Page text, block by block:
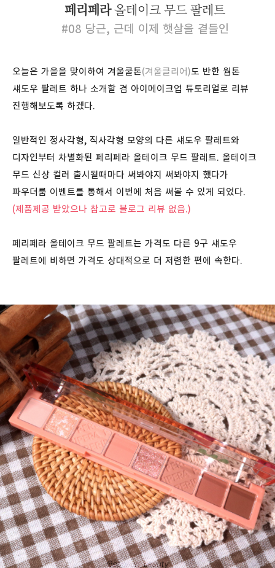
페리페라올테이크 무드 팔레트
#08 당근, 근데 이제 햇살을 곁들인
오늘은 가을을 맞이하여 겨울쿨톤(겨울클리어)도 반한 웜톤
섀도우 팔레트 하나 소개할 겸 아이메이크업 튜토리얼로 리뷰
진행해보도록 하겠다.
일반적인 정사각형, 직사각형 모양의 다른 섀도우 팔레트와
디자인부터 차별화된 페리페라 올테이크 무드 팔레트. 올테이크
무드 신상 컬러 출시될때마다 써봐야지 써봐야지 했다가
파우더룸 이벤트를 통해서 이번에 처음 써볼 수 있게 되었다.
(제품제공 받았으나 참고로 블로그 리뷰 없음.)
페리페라 올테이크 무드 팔레트는 가격도 다른 9구 섀도우
팔레트에 비하면 가격도 상대적으로 더 저렴한 편에 속한다.